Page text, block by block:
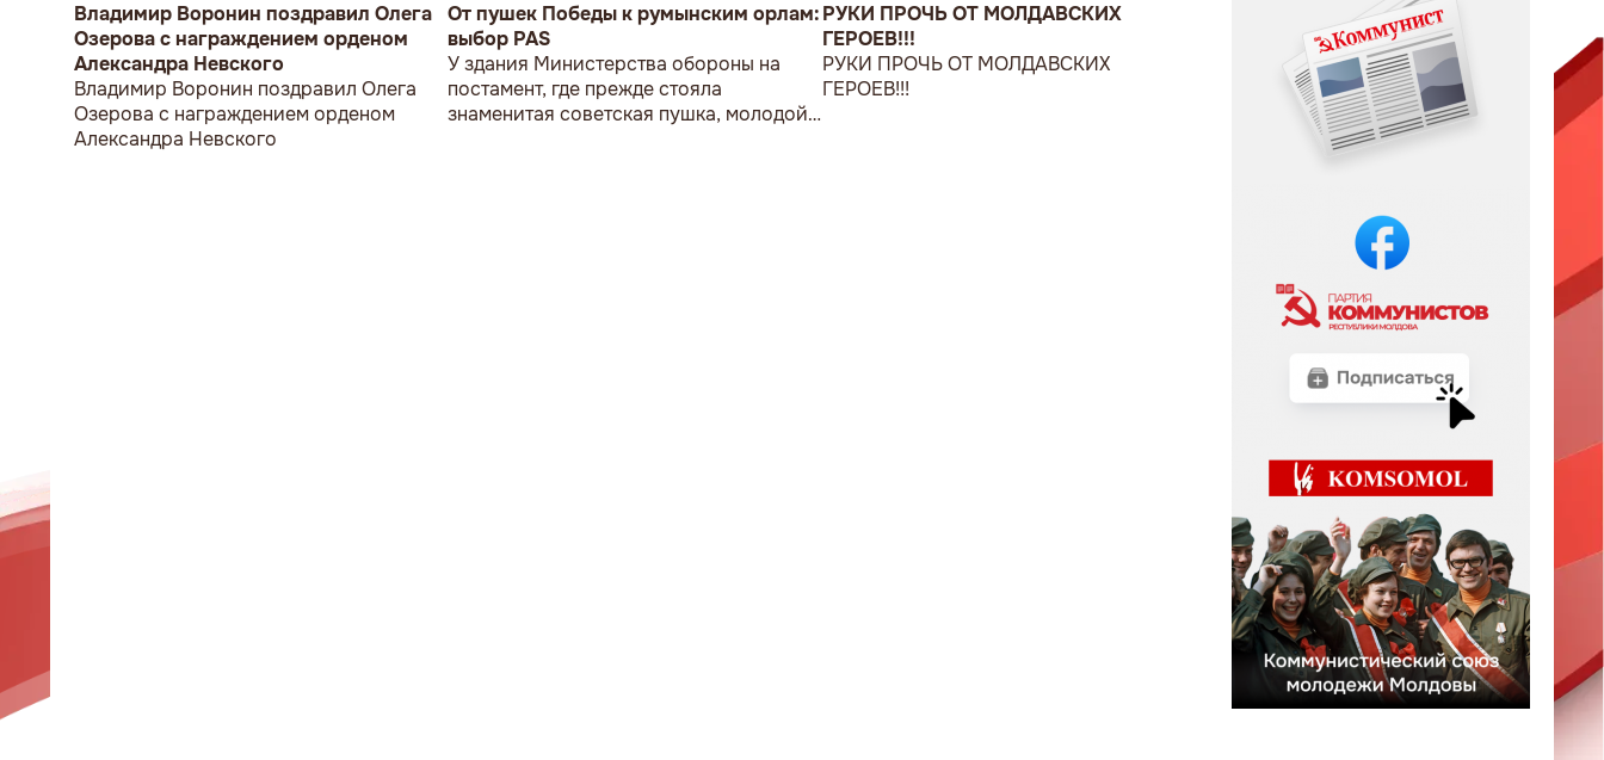
Владимир Воронин поздравил Олега
Озерова с награждением орденом
Александра Невского
Владимир Воронин поздравил Олега
Озерова с награждением орденом
Александра Невского
От пушек Победы к румынским орлам:
выбор PAS
У здания Министерства обороны на
постамент, где прежде стояла
знаменитая советская пушка, молодой
РУКИ ПРОЧЬ ОТ МОЛДАВСКИХ
ГЕРОЕВ!!!
РУКИ ПРОЧЬ ОТ МОЛДАВСКИХ
ГЕРОЕВ!!!